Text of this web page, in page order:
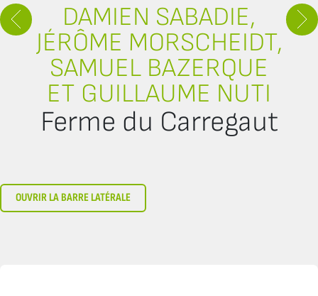
DAMIEN SABADIE,
JÉRÔME MORSCHEIDT,
SAMUEL BAZERQUE
ET GUILLAUME NUTI
Ferme du Carregaut
OUVRIR LA BARRE LATÉRALE